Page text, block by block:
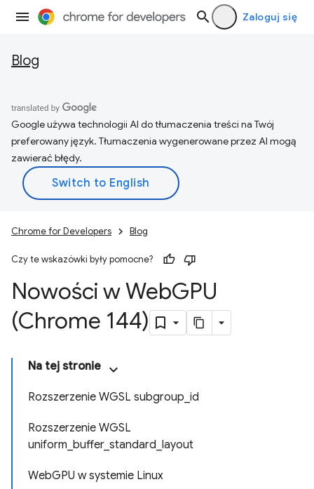
Zaloguj się
Blog
Google używa technologii AI do tłumaczenia treści na Twój
preferowany język. Tłumaczenia wygenerowane przez AI mogą
zawierać błędy.
Chrome for Developers Blog
Czy te wskazówki były pomocne?
Nowości w WebGPU
(Chrome 144)
Na tej stronie
Rozszerzenie WGSL subgroup_id
Rozszerzenie WGSL
uniform_buffer_standard_layout
WebGPU w systemie Linux